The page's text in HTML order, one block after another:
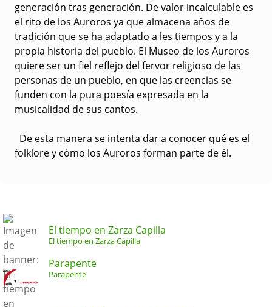
generación tras generación. De valor incalculable es
el rito de los Auroros ya que almacena años de
tradición que se ha adaptado a les tiempos y a la
propia historia del pueblo. El Museo de los Auroros
quiere ser un fiel reflejo del fervor religioso de las
personas de un pueblo, en que las creencias se
funden con la pura poesía expresada en la
musicalidad de sus cantos.
De esta manera se intenta dar a conocer qué es el
folklore y cómo los Auroros forman parte de él.
El tiempo en Zarza Capilla
El tiempo en Zarza Capilla
Parapente
Parapente